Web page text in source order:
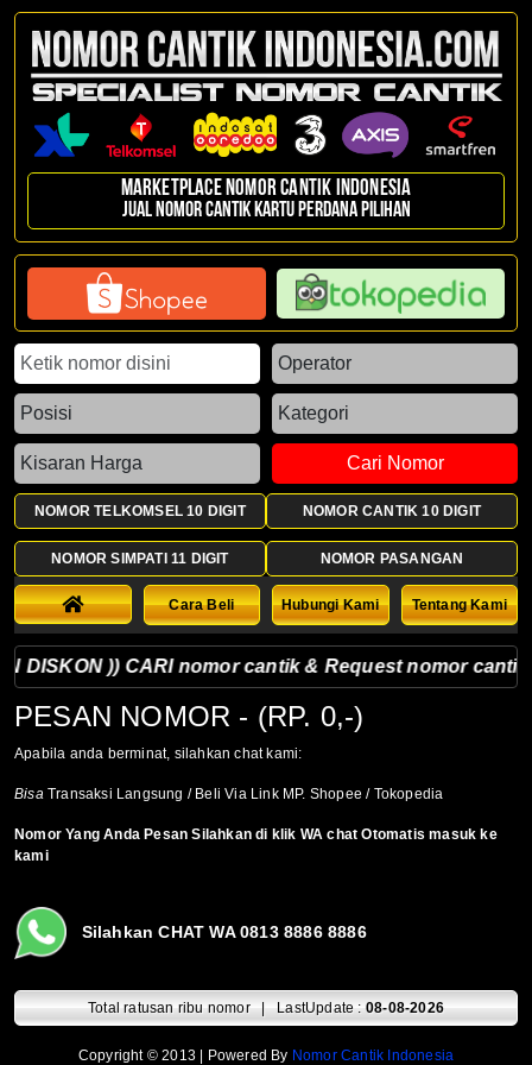
Marketplace Nomor Cantik Indonesia
Jual nomor cantik kartu perdana pilihan
Cari Nomor
NOMOR TELKOMSEL 10 DIGIT NOMOR CANTIK 10 DIGIT
NOMOR SIMPATI 11 DIGIT NOMOR PASANGAN
Cara Beli Hubungi Kami Tentang Kami
DISKON )) CARI nomor cantik & Request nomor
PESAN NOMOR - (RP. 0,-)
Apabila anda berminat, silahkan chat kami:
BisaTransaksi Langsung / Beli Via Link MP. Shopee / Tokopedia
Nomor Yang Anda Pesan Silahkan di klik WA chat Otomatis masuk ke
kami
Silahkan CHAT WA 0813 8886 8886
Total ratusan ribu nomor | LastUpdate :08-08-2026
Copyright © 2013 | Powered By Nomor Cantik Indonesia